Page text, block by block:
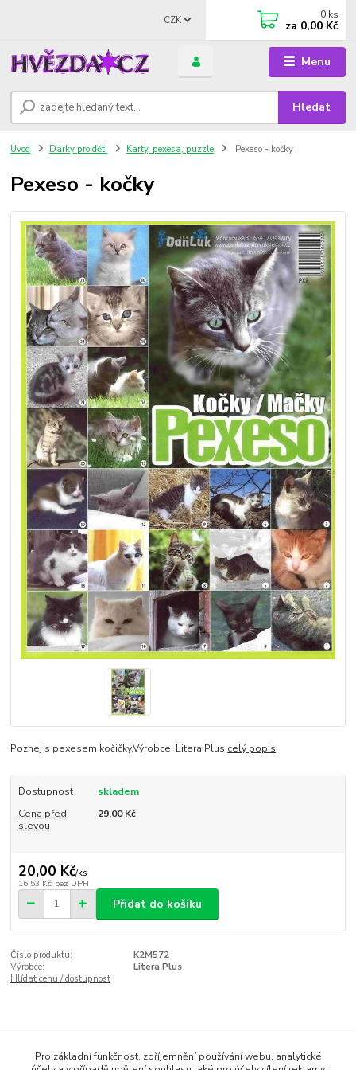
Menu
CZK
Hledat
0 ks
za 0,00 Kč
Úvod Dárky pro děti Karty, pexesa, puzzle Pexeso - kočky
Pexeso - kočky
Poznej s pexesem kočičky.Výrobce: Litera Plus celý popis
Dostupnost
skladem
Cena před
slevou
29,00 Kč
20,00 Kč/ks
16,53 Kč bez DPH
Přidat do košíku
Číslo produktu:
K2M572
Výrobce:
Litera Plus
Hlídat cenu / dostupnost
Kompletní specifikace
Poznej s pexesem kočičky.
Pro základní funkčnost, zpříjemnění používání webu, analytické